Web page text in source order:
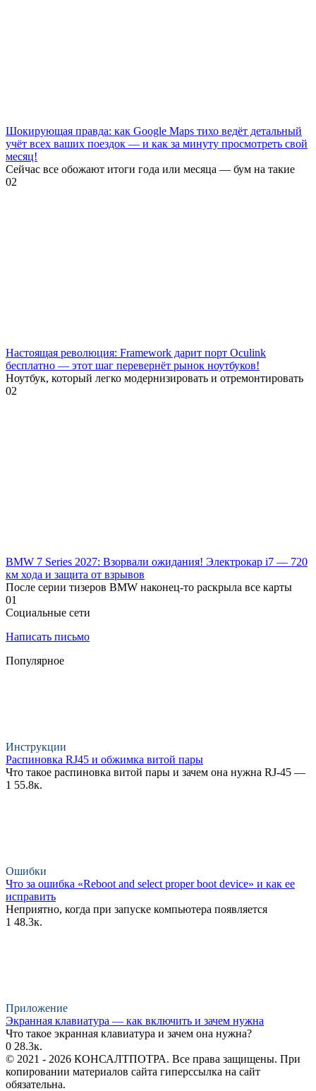
Шокирующая правда: как Google Maps тихо ведёт детальный
учёт всех ваших поездок — и как за минуту просмотреть свой
месяц!
Сейчас все обожают итоги года или месяца — бум на такие
02
Настоящая революция: Framework дарит порт Oculink
бесплатно — этот шаг перевернёт рынок ноутбуков!
Ноутбук, который легко модернизировать и отремонтировать
02
BMW 7 Series 2027: Взорвали ожидания! Электрокар i7 — 720
км хода и защита от взрывов
После серии тизеров BMW наконец-то раскрыла все карты
01
Социальные сети
Написать письмо
Популярное
Инструкции
Распиновка RJ45 и обжимка витой пары
Что такое распиновка витой пары и зачем она нужна RJ-45 —
1 55.8к.
Ошибки
Что за ошибка «Reboot and select proper boot device» и как ее
исправить
Неприятно, когда при запуске компьютера появляется
1 48.3к.
Приложение
Экранная клавиатура — как включить и зачем нужна
Что такое экранная клавиатура и зачем она нужна?
0 28.3к.
© 2021 - 2026 КОНСАЛТПОТРА. Все права защищены. При
копировании материалов сайта гиперссылка на сайт
обязательна.